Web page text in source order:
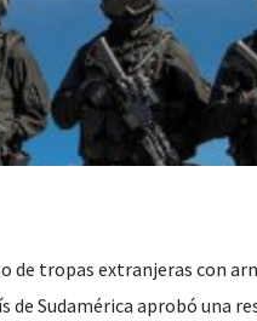
de tropas extranjeras con
de Sudamérica aprobó una